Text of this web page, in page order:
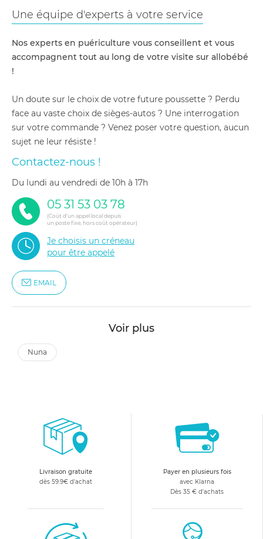
Une équipe d'experts à votre service
Nos experts en puériculture vous conseillent et vous
accompagnent tout au long de votre visite sur allobébé
!
Un doute sur le choix de votre future poussette ? Perdu
face au vaste choix de sièges-autos ? Une interrogation
sur votre commande ? Venez poser votre question, aucun
sujet ne leur résiste !
Contactez-nous !
du lundi au vendredi de 10h à 17h
05 31 53 03 78
(Coût d'un appel local depuis
un poste fixe, hors coût opérateur)
Je choisis un créneau
pour être appelé
EMAIL
Voir plus
nuna
Livraison gratuite
dès 59.9€ d'achat
Payer en plusieurs fois
avec Klarna
Dès 35 € d'achats